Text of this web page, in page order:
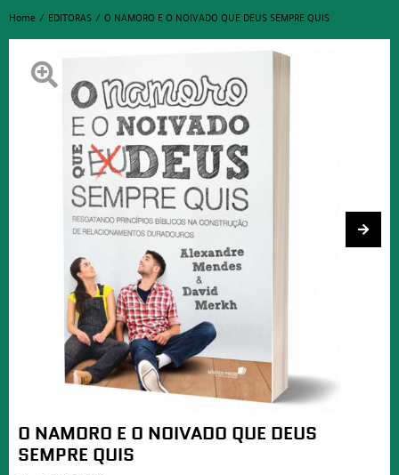
Home EDITORAS O NAMORO E O NOIVADO QUE DEUS SEMPRE QUIS
O NAMORO E O NOIVADO QUE DEUS
SEMPRE QUIS